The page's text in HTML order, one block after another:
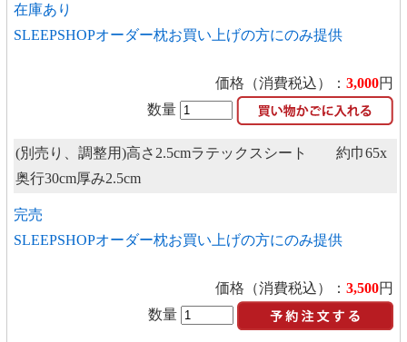
在庫あり
SLEEPSHOPオーダー枕お買い上げの方にのみ提供
価格（消費税込）： 3,000円
数量
(別売り、調整用)高さ2.5cmラテックスシート 約巾65x
奥行30cm厚み2.5cm
完売
SLEEPSHOPオーダー枕お買い上げの方にのみ提供
価格（消費税込）： 3,500円
数量